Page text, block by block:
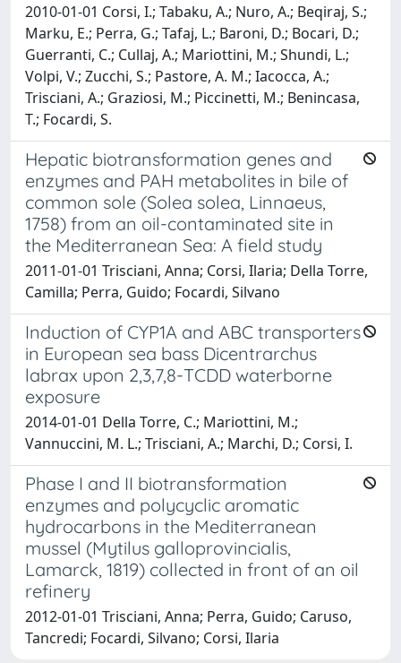
2010-01-01 Corsi, I.; Tabaku, A.; Nuro, A.; Beqiraj, S.;
Marku, E.; Perra, G.; Tafaj, L.; Baroni, D.; Bocari, D.;
Guerranti, C.; Cullaj, A.; Mariottini, M.; Shundi, L.;
Volpi, V.; Zucchi, S.; Pastore, A. M.; Iacocca, A.;
Trisciani, A.; Graziosi, M.; Piccinetti, M.; Benincasa,
T.; Focardi, S.
Hepatic biotransformation genes and
enzymes and PAH metabolites in bile of
common sole (Solea solea, Linnaeus,
1758) from an oil-contaminated site in
the Mediterranean Sea: A field study
2011-01-01 Trisciani, Anna; Corsi, Ilaria; Della Torre,
Camilla; Perra, Guido; Focardi, Silvano
Induction of CYP1A and ABC transporters
in European sea bass Dicentrarchus
labrax upon 2,3,7,8-TCDD waterborne
exposure
2014-01-01 Della Torre, C.; Mariottini, M.;
Vannuccini, M. L.; Trisciani, A.; Marchi, D.; Corsi, I.
Phase I and II biotransformation
enzymes and polycyclic aromatic
hydrocarbons in the Mediterranean
mussel (Mytilus galloprovincialis,
Lamarck, 1819) collected in front of an oil
refinery
2012-01-01 Trisciani, Anna; Perra, Guido; Caruso,
Tancredi; Focardi, Silvano; Corsi, Ilaria